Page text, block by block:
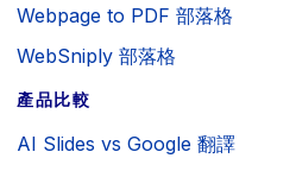
Webpage to PDF 部落格
WebSniply 部落格
產品比較
AI Slides vs Google 翻譯